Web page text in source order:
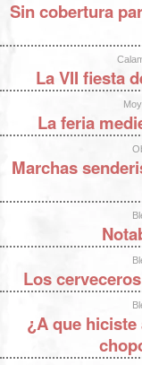
Sin cobertura
La VII fiesta
La feria
Marchas
Los
¿A que